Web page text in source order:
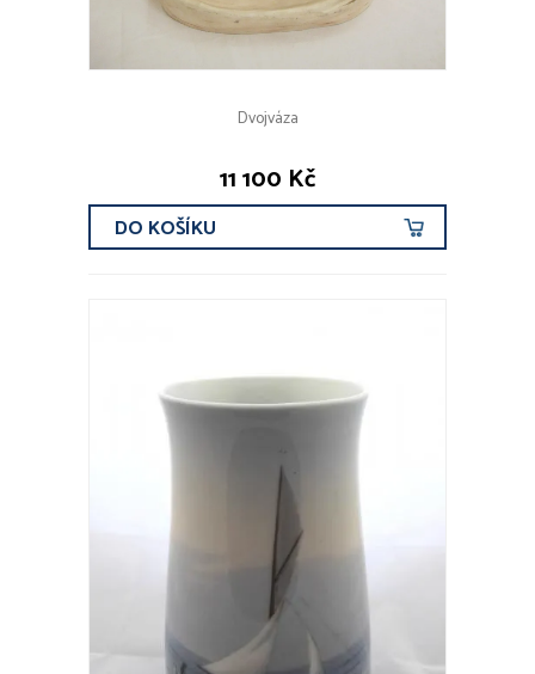
Dvojváza
11 100 Kč
DO KOŠÍKU